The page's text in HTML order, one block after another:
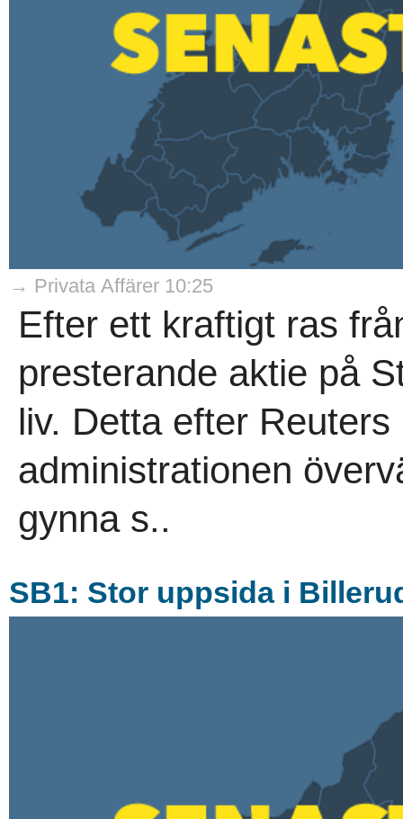
→ Privata Affärer 10:25
Efter ett kraftigt ras
presterande aktie på
liv. Detta efter
administrationen
gynna s..
SB1: Stor uppsida i